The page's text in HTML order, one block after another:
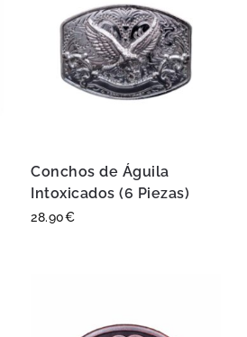
Conchos de Águila
Intoxicados (6 Piezas)
28.90€